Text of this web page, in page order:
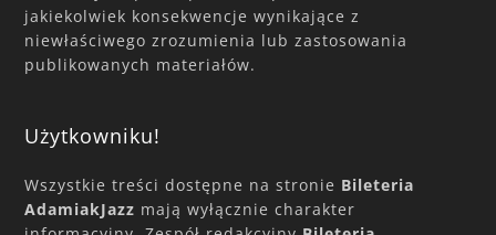
jakiekolwiek konsekwencje wynikające z
niewłaściwego zrozumienia lub zastosowania
publikowanych materiałów.
Użytkowniku!
Wszystkie treści dostępne na stronie Bileteria
AdamiakJazz mają wyłącznie charakter